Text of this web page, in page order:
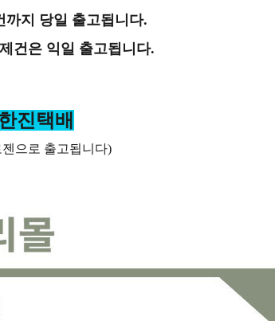
지 당일 출고됩니다.
건은 익일 출고됩니다.
진택배
으로 출고됩니다)